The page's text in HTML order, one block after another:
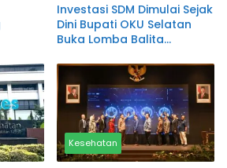
Investasi SDM Dimulai Sejak
Dini Bupati OKU Selatan
Buka Lomba Balita
Kesehatan